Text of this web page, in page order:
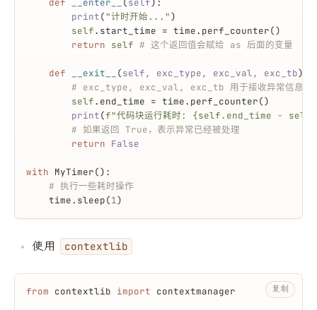
print("计时开始...")
self.start_time = time.perf_counter()
return self # 这个返回值会赋给 as 后面的变量
def __exit__ (self, exc_type, exc_val, exc_tb):
# exc_type, exc_val, exc_tb 用于接收异常信息
self.end_time = time.perf_counter()
print(f"代码块运行耗时: {self.end_time -
# 如果返回 True，表示异常已经被处理
return False
with MyTimer():
# 执行一些耗时操作
    time.sleep(
1)
使用 contextlib
from contextlib import contextmanager 复制